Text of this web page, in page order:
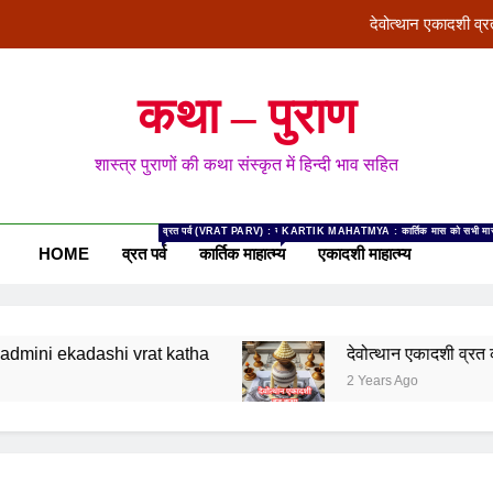
देवोत्थान एकादशी
स्त्री, शूद्र और कलयुग श्रेष्ठ क्यों है
कथा – पुराण
शास्त्र पुराणों की कथा संस्कृत में हिन्दी भाव सहित
HOME व्रत पर्व
व्रत पर्व (VRAT PARV) : यहां वर्ष भर के व्रत-पर्वों से संबंधित कथायें दी गयी है।
कार्तिक माहात्म्य
KARTIK MAHATMYA : कार्तिक मास को सभी मासों
एकादशी माहात्म्य
vrat katha देवोत्थान एकादशी व्रत कथा –
2 Years Ago